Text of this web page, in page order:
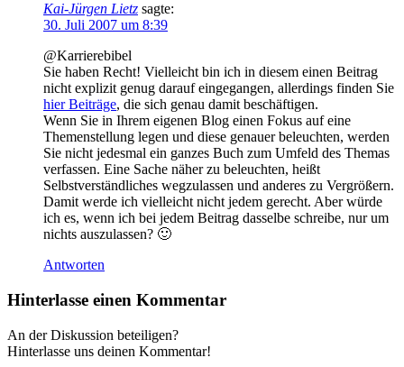
Kai-Jürgen Lietz sagte:
30. Juli 2007 um 8:39
@Karrierebibel
Sie haben Recht! Vielleicht bin ich in diesem einen Beitrag
nicht explizit genug darauf eingegangen, allerdings finden Sie
hier Beiträge, die sich genau damit beschäftigen.
Wenn Sie in Ihrem eigenen Blog einen Fokus auf eine
Themenstellung legen und diese genauer beleuchten, werden
Sie nicht jedesmal ein ganzes Buch zum Umfeld des Themas
verfassen. Eine Sache näher zu beleuchten, heißt
Selbstverständliches wegzulassen und anderes zu Vergrößern.
Damit werde ich vielleicht nicht jedem gerecht. Aber würde
ich es, wenn ich bei jedem Beitrag dasselbe schreibe, nur um
nichts auszulassen? 🙂
Antworten
Hinterlasse einen Kommentar
An der Diskussion beteiligen?
Hinterlasse uns deinen Kommentar!